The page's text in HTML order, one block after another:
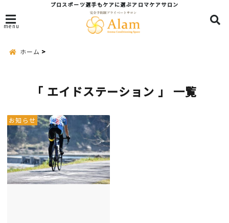
プロスポーツ選手もケアに選ぶアロマケアサロン
menu
ホーム
「 エイドステーション 」 一覧
お知らせ